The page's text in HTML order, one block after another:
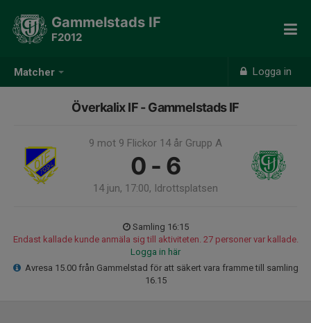
Matcher Logga in
Gammelstads IF
F2012
Överkalix IF - Gammelstads IF
9 mot 9 Flickor 14 år Grupp A
0 - 6
14 jun, 17:00, Idrottsplatsen
Samling 16:15
Endast kallade kunde anmäla sig till aktiviteten. 27 personer var kallade.
Logga in här
Avresa 15.00 från Gammelstad för att säkert vara framme till samling
16.15